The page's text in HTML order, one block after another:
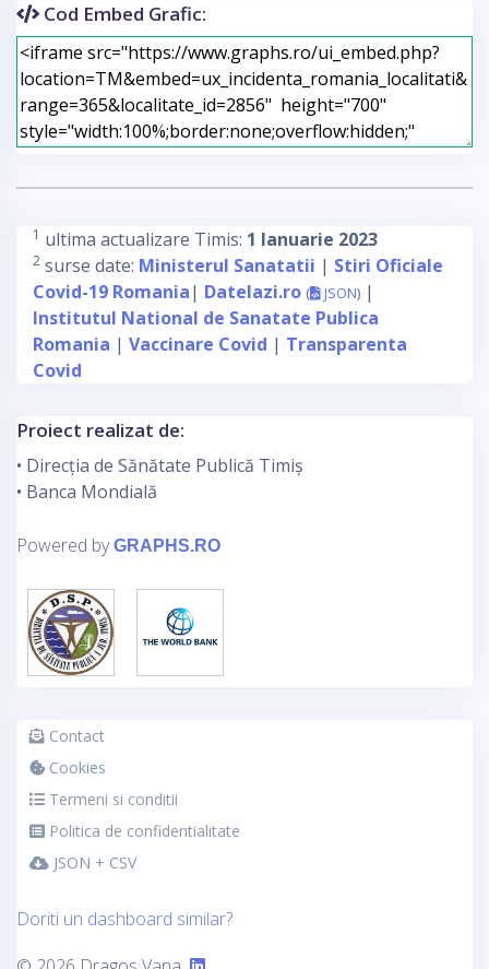
Cod Embed Grafic:
1 ultima actualizare Timis: 1 Ianuarie 2023
2 surse date: Ministerul Sanatatii | Stiri Oficiale
Covid-19 Romania| Datelazi.ro ( JSON) |
Institutul National de Sanatate Publica
Romania | Vaccinare Covid | Transparenta
Covid
Proiect realizat de:
• Direcția de Sănătate Publică Timiș
• Banca Mondială
Powered byGRAPHS.RO
Contact
Cookies
Termeni si conditii
Politica de confidentialitate
JSON + CSV
Doriti un dashboard similar?